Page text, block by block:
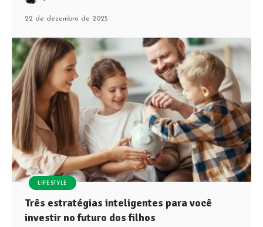
22 de dezembro de 2025
LIFESTYLE
Três estratégias inteligentes para você
investir no futuro dos filhos